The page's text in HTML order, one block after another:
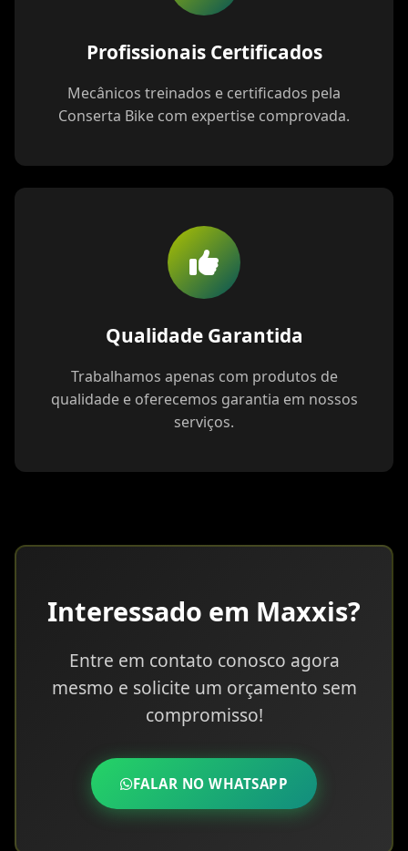
Profissionais Certificados
Mecânicos treinados e certificados pela
Conserta Bike com expertise comprovada.
Qualidade Garantida
Trabalhamos apenas com produtos de
qualidade e oferecemos garantia em nossos
serviços.
Interessado em Maxxis?
Entre em contato conosco agora
mesmo e solicite um orçamento sem
compromisso!
FALAR NO WHATSAPP